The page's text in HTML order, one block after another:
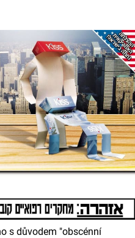
s důvodem "obscénní